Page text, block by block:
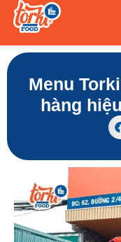
Menu
hàng